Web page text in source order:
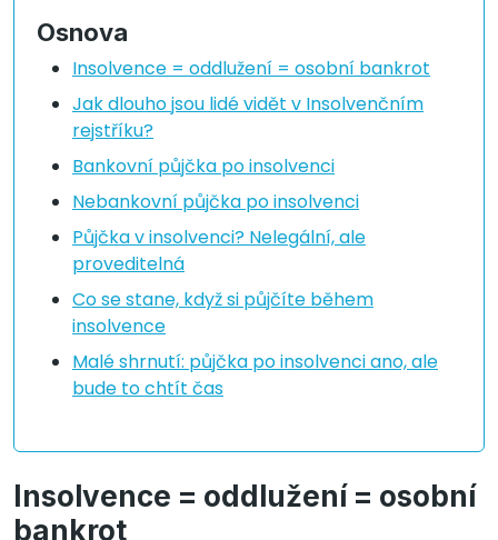
Osnova
Insolvence = oddlužení = osobní bankrot
Jak dlouho jsou lidé vidět v Insolvenčním
rejstříku?
Bankovní půjčka po insolvenci
Nebankovní půjčka po insolvenci
Půjčka v insolvenci? Nelegální, ale
proveditelná
Co se stane, když si půjčíte během
insolvence
Malé shrnutí: půjčka po insolvenci ano, ale
bude to chtít čas
Insolvence = oddlužení = osobní
bankrot